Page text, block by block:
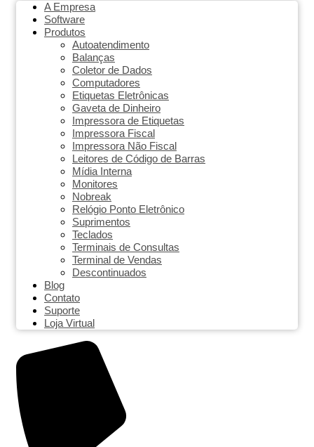
A Empresa
Software
Produtos
Autoatendimento
Balanças
Coletor de Dados
Computadores
Etiquetas Eletrônicas
Gaveta de Dinheiro
Impressora de Etiquetas
Impressora Fiscal
Impressora Não Fiscal
Leitores de Código de Barras
Mídia Interna
Monitores
Nobreak
Relógio Ponto Eletrônico
Suprimentos
Teclados
Terminais de Consultas
Terminal de Vendas
Descontinuados
Blog
Contato
Suporte
Loja Virtual